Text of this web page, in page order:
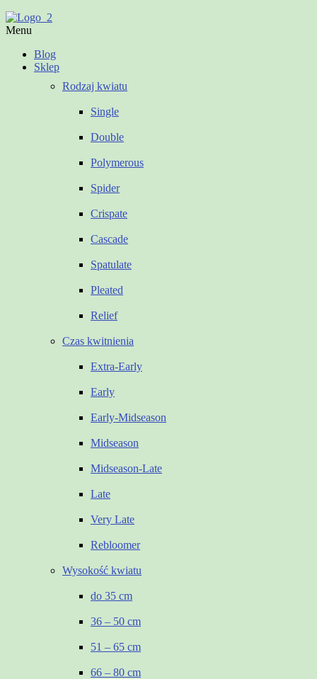
Menu
Blog
Sklep
Rodzaj kwiatu
Single
Double
Polymerous
Spider
Crispate
Cascade
Spatulate
Pleated
Relief
Czas kwitnienia
Extra-Early
Early
Early-Midseason
Midseason
Midseason-Late
Late
Very Late
Rebloomer
Wysokość kwiatu
do 35 cm
36 – 50 cm
51 – 65 cm
66 – 80 cm